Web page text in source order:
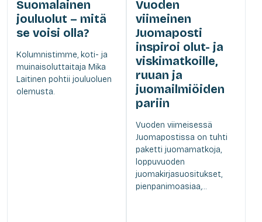
Suomalainen
jouluolut – mitä
se voisi olla?
Kolumnistimme, koti- ja
muinaisoluttaitaja Mika
Laitinen pohtii jouluoluen
olemusta.
Vuoden
viimeinen
Juomaposti
inspiroi olut- ja
viskimatkoille,
ruuan ja
juomailmiöiden
pariin
Vuoden viimeisessä
Juomapostissa on tuhti
paketti juomamatkoja,
loppuvuoden
juomakirjasuositukset,
pienpanimoasiaa,...